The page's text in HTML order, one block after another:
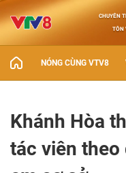
CHUYÊN
TÔN
NÓNG CÙNG VTV8
Khánh Hòa
tác viên